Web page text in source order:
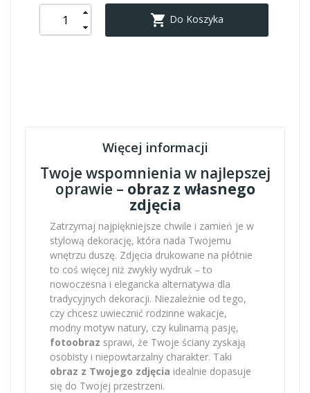
 Do Koszyka
Więcej informacji
Twoje wspomnienia w najlepszej
oprawie – obraz z własnego
zdjęcia
Zatrzymaj najpiękniejsze chwile i zamień je w
stylową dekorację, która nada Twojemu
wnętrzu duszę. Zdjęcia drukowane na płótnie
to coś więcej niż zwykły wydruk – to
nowoczesna i elegancka alternatywa dla
tradycyjnych dekoracji. Niezależnie od tego,
czy chcesz uwiecznić rodzinne wakacje,
modny motyw natury, czy kulinarną pasję,
fotoobraz sprawi, że Twoje ściany zyskają
osobisty i niepowtarzalny charakter. Taki
obraz z Twojego zdjęcia idealnie dopasuje
się do Twojej przestrzeni.